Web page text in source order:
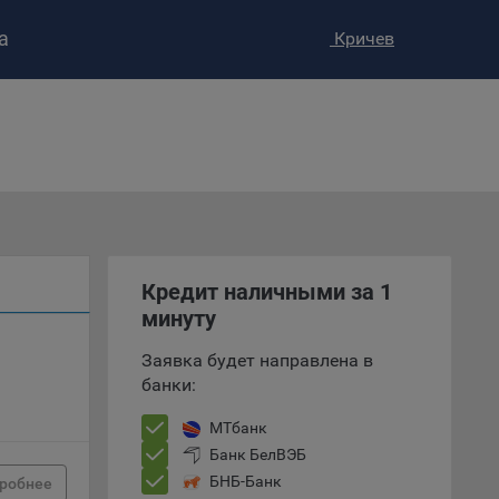
и
–
Кричев
Кредит наличными за 1
минуту
Заявка будет направлена в
банки:
МТбанк
Банк БелВЭБ
БНБ-Банк